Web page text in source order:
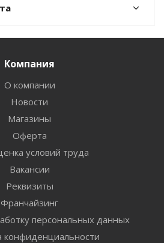
Компания
О компании
Новости
Магазины
Оферта
условий труда
Вакансии
Реквизиты
Франчайзинг
персональных данных
конфиденциальности